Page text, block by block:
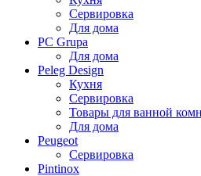
Сервировка
Для дома
PC Grupa
Для дома
Peleg Design
Кухня
Сервировка
Товары для ванной
Для дома
Peugeot
Сервировка
Pintinox